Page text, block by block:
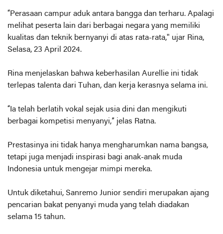
“Perasaan campur aduk antara bangga dan terharu. Apalagi
melihat peserta lain dari berbagai negara yang memiliki
kualitas dan teknik bernyanyi di atas rata-rata," ujar Rina,
Selasa, 23 April 2024.
Rina menjelaskan bahwa keberhasilan Aurellie ini tidak
terlepas talenta dari Tuhan, dan kerja kerasnya selama ini.
“Ia telah berlatih vokal sejak usia dini dan mengikuti
berbagai kompetisi menyanyi,” jelas Ratna.
Prestasinya ini tidak hanya mengharumkan nama bangsa,
tetapi juga menjadi inspirasi bagi anak-anak muda
Indonesia untuk mengejar mimpi mereka.
Untuk diketahui, Sanremo Junior sendiri merupakan ajang
pencarian bakat penyanyi muda yang telah diadakan
selama 15 tahun.